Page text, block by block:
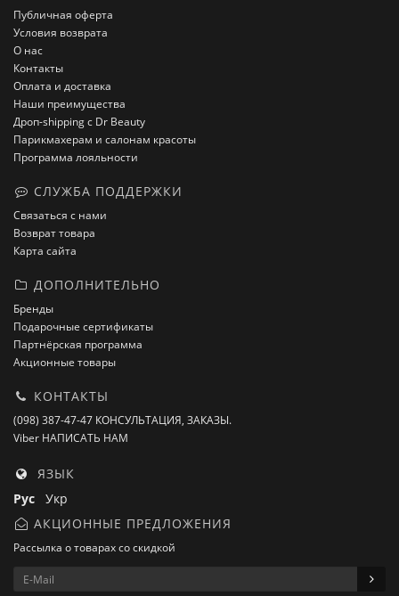
Публичная оферта
Условия возврата
О нас
Контакты
Оплата и доставка
Наши преимущества
Дроп-shipping с Dr Beauty
Парикмахерам и салонам красоты
Программа лояльности
СЛУЖБА ПОДДЕРЖКИ
Связаться с нами
Возврат товара
Карта сайта
ДОПОЛНИТЕЛЬНО
Бренды
Подарочные сертификаты
Партнёрская программа
Акционные товары
КОНТАКТЫ
(098) 387-47-47 КОНСУЛЬТАЦИЯ, ЗАКАЗЫ.
Viber НАПИСАТЬ НАМ
ЯЗЫК
Рус Укр
АКЦИОННЫЕ ПРЕДЛОЖЕНИЯ
Рассылка о товарах со скидкой